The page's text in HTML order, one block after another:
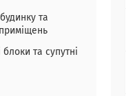
та
блоки та супутні